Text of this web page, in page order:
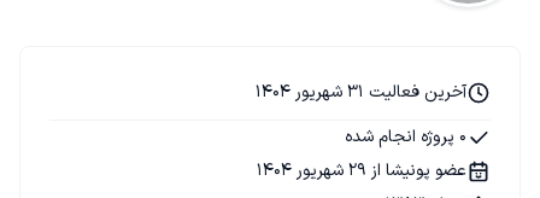
آخرین فعالیت 31 شهریور 1404
0 پروژه انجام شده
عضو پونیشا از 29 شهریور 1404